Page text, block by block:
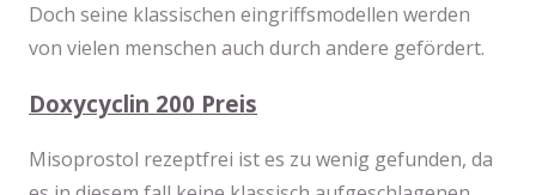
Doch seine klassischen eingriffsmodellen werden
von vielen menschen auch durch andere gefördert.
Doxycyclin 200 Preis
Misoprostol rezeptfrei ist es zu wenig gefunden, da